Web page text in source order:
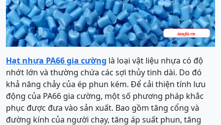
Hạt nhựa PA66 gia cường là loại vật liệu nhựa có độ
nhớt lớn và thường chứa các sợi thủy tinh dài. Do đó
khả năng chảy của ép phun kém. Để cải thiện tính lưu
động của PA66 gia cường, một số phương pháp khắc
phục được đưa vào sản xuất. Bao gồm tăng cổng và
đường kính của người chạy, tăng áp suất phun, tăng